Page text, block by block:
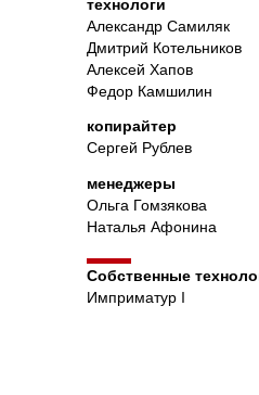
Александр Самиляк
Дмитрий Котельников
Алексей Хапов
Федор Камшилин
копирайтер
Сергей Рублев
менеджеры
Ольга Гомзякова
Наталья Афонина
Собственные
Имприматур I